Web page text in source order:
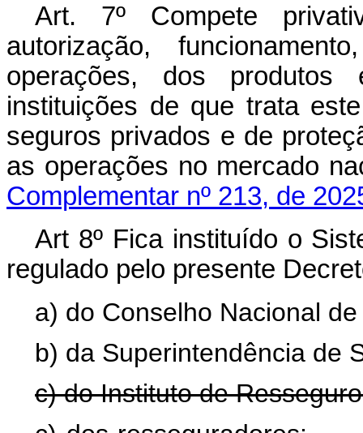
Art. 7º Compete
autorização,
operações, dos
instituições de que trata
seguros privados e de
as operações no
Complementar nº 213, de
Art 8º Fica instituído o
regulado pelo presente
a) do Conselho Nacional
b) da Superintendência de
c) do Instituto de